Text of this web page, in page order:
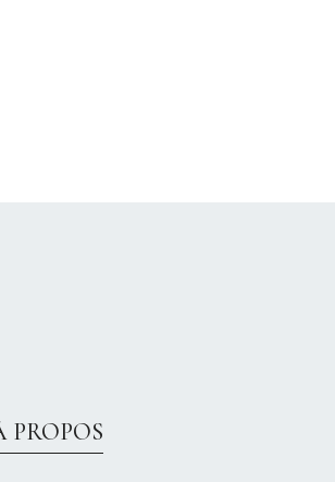
PROPOS